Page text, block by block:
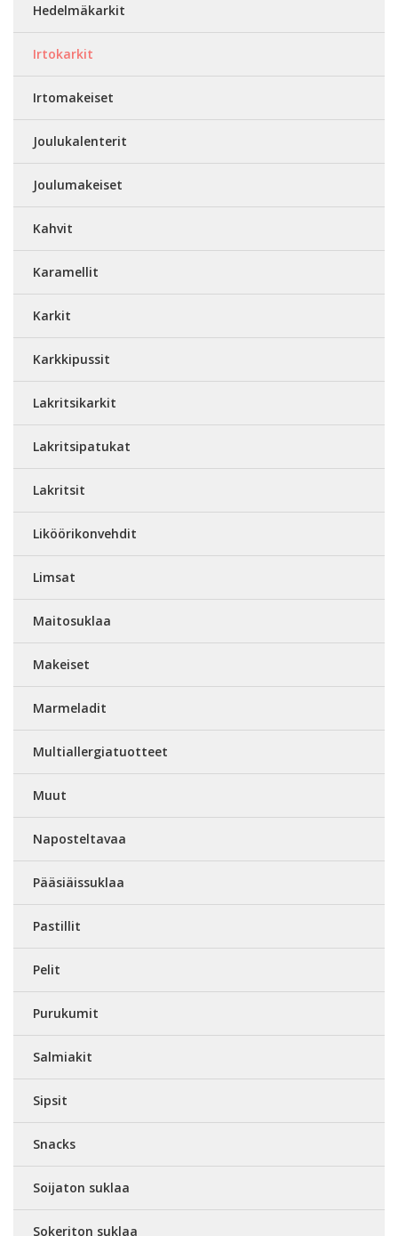
Hedelmäkarkit
Irtokarkit
Irtomakeiset
Joulukalenterit
Joulumakeiset
Kahvit
Karamellit
Karkit
Karkkipussit
Lakritsikarkit
Lakritsipatukat
Lakritsit
Liköörikonvehdit
Limsat
Maitosuklaa
Makeiset
Marmeladit
Multiallergiatuotteet
Muut
Naposteltavaa
Pääsiäissuklaa
Pastillit
Pelit
Purukumit
Salmiakit
Sipsit
Snacks
Soijaton suklaa
Sokeriton suklaa